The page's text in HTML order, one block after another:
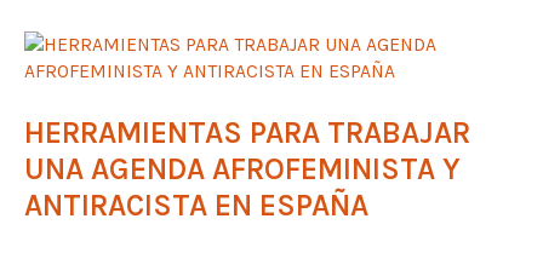
HERRAMIENTAS PARA TRABAJAR
UNA AGENDA AFROFEMINISTA Y
ANTIRACISTA EN ESPAÑA